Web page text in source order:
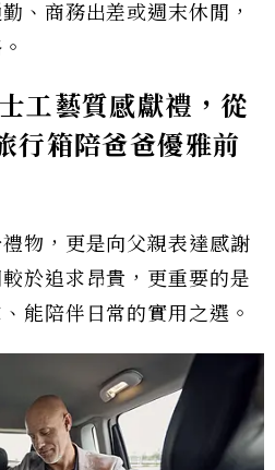
、商務出差或週末休閒，
藝質感獻禮，從
行箱陪爸爸優雅前
物，更是向父親表達感謝
於追求昂貴，更重要的是
能陪伴日常的實用之選。